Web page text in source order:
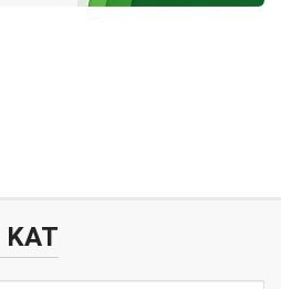
KAT